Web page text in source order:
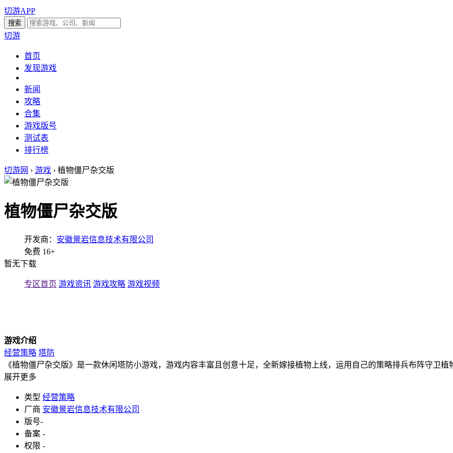
切游APP
切游
首页
发现游戏
新闻
攻略
合集
游戏版号
测试表
排行榜
切游网 › 游戏 › 植物僵尸杂交版
植物僵尸杂交版
开发商： 安徽景岩信息技术有限公司
免费 16+
暂无下载
专区首页 游戏资讯 游戏攻略 游戏视频
游戏介绍
经营策略 塔防
《植物僵尸杂交版》是一款休闲塔防小游戏，游戏内容丰富且创意十足，全新嫁接植物上线，运用自己的策略排兵布阵守卫植
展开更多
类型 经营策略
厂商 安徽景岩信息技术有限公司
版号-
备案 -
权限 -